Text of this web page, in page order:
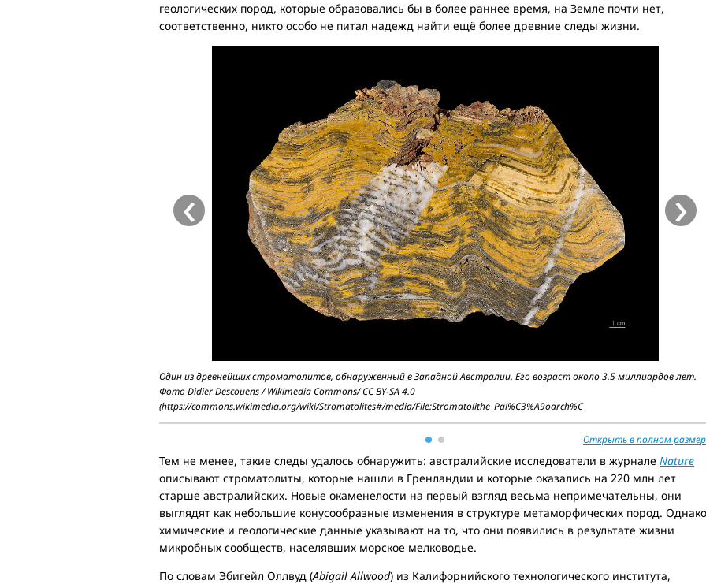
геологических пород, которые образовались бы в более раннее время, на Земле почти нет,
соответственно, никто особо не питал надежд найти ещё более древние следы жизни.
Один из древнейших строматолитов, обнаруженный в Западной Австралии. Его возраст около 3.5 миллиардов лет.
Фото Didier Descouens / Wikimedia Commons/ CC BY-SA 4.0
(https://commons.wikimedia.org/wiki/Stromatolites#/media/File:Stromatolithe_Pal%C3%A9oarch%C
‹ ›
Открыть в полном
Тем не менее, такие следы удалось обнаружить: австралийские исследователи в журнале Nature
описывают строматолиты, которые нашли в Гренландии и которые оказались на 220 млн лет
старше австралийских. Новые окаменелости на первый взгляд весьма непримечательны, они
выглядят как небольшие конусообразные изменения в структуре метаморфических пород. Однако
химические и геологические данные указывают на то, что они появились в результате жизни
микробных сообществ, населявших морское мелководье.
По словам Эбигейл Оллвуд (Abigail Allwood) из Калифорнийского технологического института,